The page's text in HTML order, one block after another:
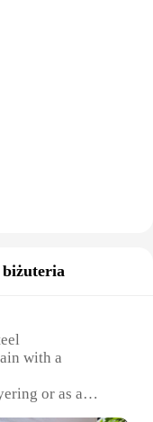
biżuteria
with a
or as a